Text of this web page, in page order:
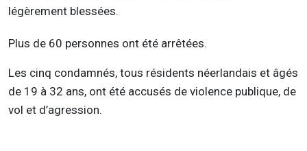
légèrement blessées.
Plus de 60 personnes ont été arrêtées.
Les cinq condamnés, tous résidents néerlandais et âgés
de 19 à 32 ans, ont été accusés de violence publique, de
vol et d’agression.